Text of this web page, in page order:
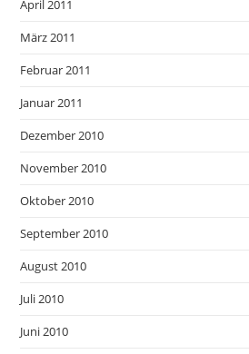
April 2011
März 2011
Februar 2011
Januar 2011
Dezember 2010
November 2010
Oktober 2010
September 2010
August 2010
Juli 2010
Juni 2010